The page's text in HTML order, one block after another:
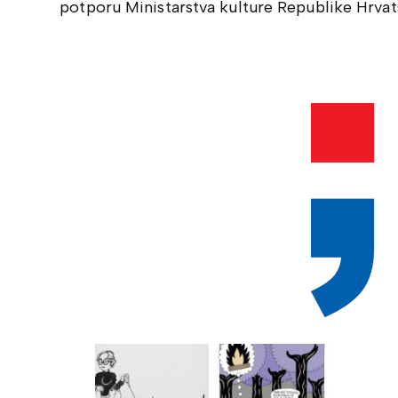
potporu Ministarstva kulture Republike